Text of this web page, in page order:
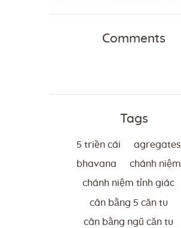
Comments
Tags
5 triền cái agregates
bhavana chánh niệm
chánh niệm tỉnh giác
cân bằng 5 căn tu
cân bằng ngũ căn tu